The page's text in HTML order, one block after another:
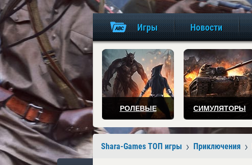
Игры Новости
РОЛЕВЫЕ СИМУЛЯТОРЫ
Shara-Games ТОП игры Приключения